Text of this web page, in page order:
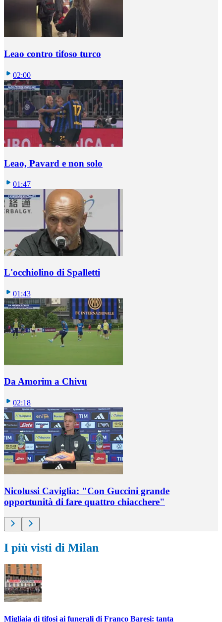
Leao contro tifoso turco
02:00
Leao, Pavard e non solo
01:47
L'occhiolino di Spalletti
01:43
Da Amorim a Chivu
02:18
Nicolussi Caviglia: "Con Guccini grande
opportunità di fare quattro chiacchere"
I più visti di Milan
Migliaia di tifosi ai funerali di Franco Baresi: tanta